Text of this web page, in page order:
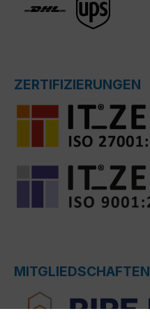
ZERTIFIZIERUNGEN
MITGLIEDSCHAFTEN